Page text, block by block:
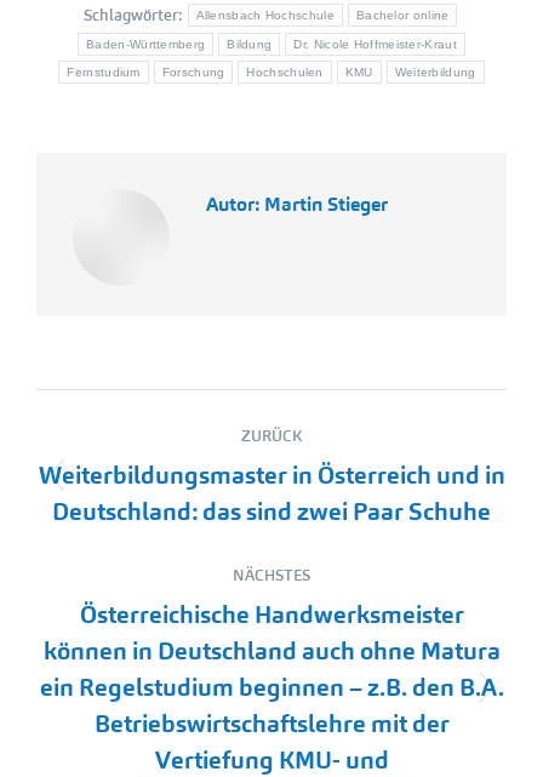
Schlagwörter: Allensbach Hochschule Bachelor online
Baden-Württemberg Bildung Dr. Nicole Hoffmeister-Kraut
Fernstudium Forschung Hochschulen KMU Weiterbildung
Autor: Martin Stieger
Kommentarnavigation
ZURÜCK
Vorheriger
Beitrag:
Weiterbildungsmaster in Österreich und in
Deutschland: das sind zwei Paar Schuhe
NÄCHSTES
Nächster
Beitrag:
Österreichische Handwerksmeister
können in Deutschland auch ohne Matura
ein Regelstudium beginnen – z.B. den B.A.
Betriebswirtschaftslehre mit der
Vertiefung KMU- und